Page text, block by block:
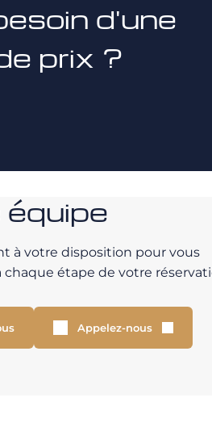
d'une
prix ?
à votre disposition pour vous
chaque étape de votre
Appelez-nous